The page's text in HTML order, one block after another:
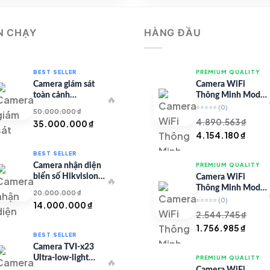
CHẠY
BEST SELLER
Camera giám sát
toàn cảnh
8SHC25MXS-DLW
50.000.000₫
Giá
là:
50.000.000 ₫.
35.000.000₫
là:
35.000.000 ₫.
🔥
BEST SELLER
Camera nhận diện
biển số Hikvision
20.000.000₫
Giá
là:
20.000.000 ₫.
14.000.000₫
là:
14.000.000 ₫.
🔥
BEST SELLER
Camera TVI-x23
Ultra-low-light
🔥
HÀNG ĐẦU
PREMIUM QUALITY
Camera WiFi
Thông Minh Model
67 – Full HD
⭐⭐⭐⭐⭐ (0)
4.890.563₫
Giá
là:
4.890.563 ₫.
4.154.180₫
tại
PREMIUM QUALITY
Camera WiFi
Thông Minh Model
99 – Full HD
⭐⭐⭐⭐⭐ (0)
2.544.745₫
Giá
là:
2.544.745 ₫.
1.756.985₫
tại
PREMIUM QUALITY